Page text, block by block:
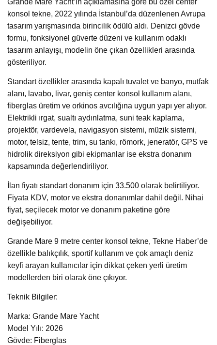
konsol tekne, 2022 yılında İstanbul’da düzenlenen Avrupa
tasarım yarışmasında birincilik ödülü aldı. Denizci gövde
formu, fonksiyonel güverte düzeni ve kullanım odaklı
tasarım anlayışı, modelin öne çıkan özellikleri arasında
gösteriliyor.
Standart özellikler arasında kapalı tuvalet ve banyo, mutfak
alanı, lavabo, livar, geniş center konsol kullanım alanı,
fiberglas üretim ve orkinos avcılığına uygun yapı yer alıyor.
Elektrikli ırgat, sualtı aydınlatma, suni teak kaplama,
projektör, vardevela, navigasyon sistemi, müzik sistemi,
motor, telsiz, tente, trim, su tankı, römork, jeneratör, GPS ve
hidrolik direksiyon gibi ekipmanlar ise ekstra donanım
kapsamında değerlendiriliyor.
İlan fiyatı standart donanım için 33.500 olarak belirtiliyor.
Fiyata KDV, motor ve ekstra donanımlar dahil değil. Nihai
fiyat, seçilecek motor ve donanım paketine göre
değişebiliyor.
Grande Mare 9 metre center konsol tekne, Tekne Haber’de
özellikle balıkçılık, sportif kullanım ve çok amaçlı deniz
keyfi arayan kullanıcılar için dikkat çeken yerli üretim
modellerden biri olarak öne çıkıyor.
Teknik Bilgiler:
Marka: Grande Mare Yacht
Model Yılı: 2026
Gövde: Fiberglas